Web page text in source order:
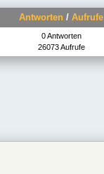
Antworten / Aufrufe
0 Antworten
26073 Aufrufe